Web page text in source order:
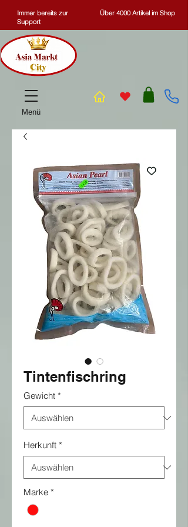
Menü
Immer bereits zur
Support
Über 4000 Artikel im Shop
Tintenfischring
Gewicht *
Herkunft *
Marke *